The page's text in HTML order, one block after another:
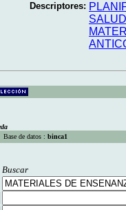
Descriptores:
Base de datos : binca1
Buscar